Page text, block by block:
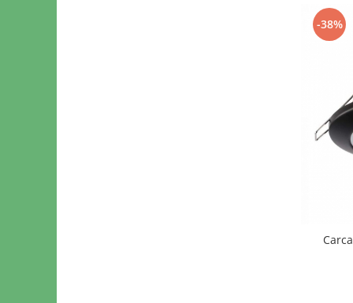
-38%